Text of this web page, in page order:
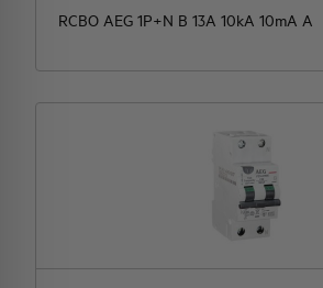
RCBO AEG 1P+N B 13A 10kA 10mA A